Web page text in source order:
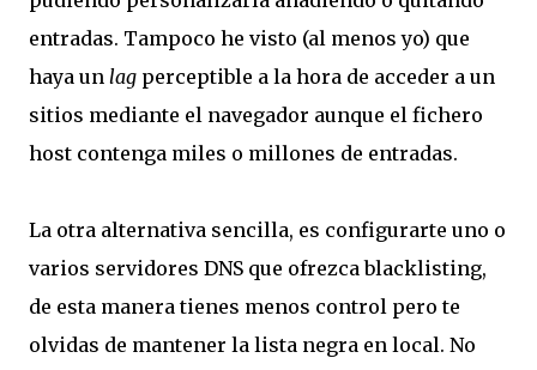
entradas. Tampoco he visto (al menos yo) que
haya un lag perceptible a la hora de acceder a un
sitios mediante el navegador aunque el fichero
host contenga miles o millones de entradas.
La otra alternativa sencilla, es configurarte uno o
varios servidores DNS que ofrezca blacklisting,
de esta manera tienes menos control pero te
olvidas de mantener la lista negra en local. No